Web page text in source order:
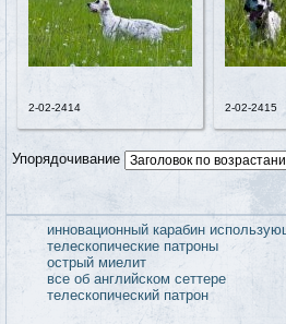
2-02-2414 2-02-2415
Упорядочивание
современные курковые ружья 12
дифференциальная диагностика
заболеваний печени
гиперестезия у собаки симптомы
масти собак